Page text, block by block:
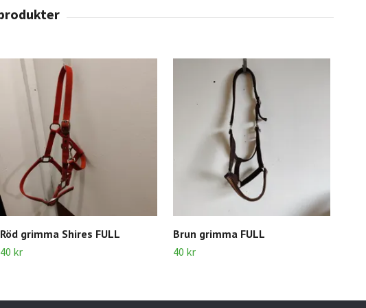
Röd grimma Shires FULL
40 kr
Brun grimma FULL
40 kr